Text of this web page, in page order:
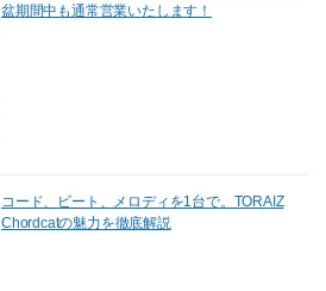
盆期間中も通常営業いたします！
コード、ビート、メロディを1台で。TORAIZ
Chordcatの魅力を徹底解説